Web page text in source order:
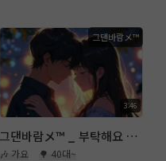
3:46
그댄바람メ™
그댄바람メ™ _ 부탁해요 _ WAX
🎶 가요 🌳 40대~